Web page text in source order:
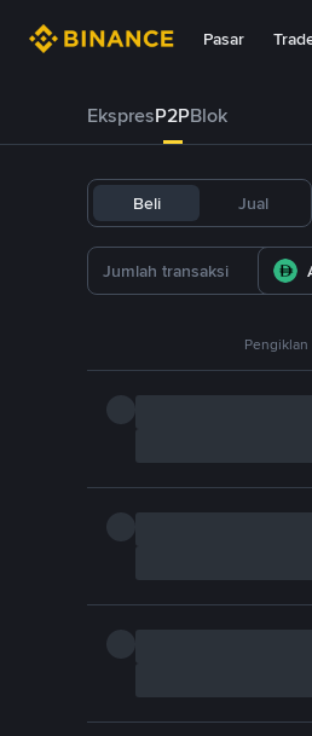
Pasar
EkspresP2PBlok
Beli Jual
Pengiklan